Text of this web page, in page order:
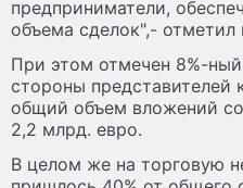
предприниматели,
объема сделок",- отметил
При этом отмечен 8%-
стороны представителей
общий объем вложений
2,2 млрд. евро.
В целом же на торговую